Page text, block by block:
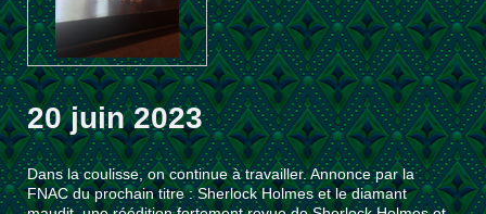
20 juin 2023
Dans la coulisse, on continue à travailler. Annonce par la
FNAC du prochain titre : Sherlock Holmes et le diamant